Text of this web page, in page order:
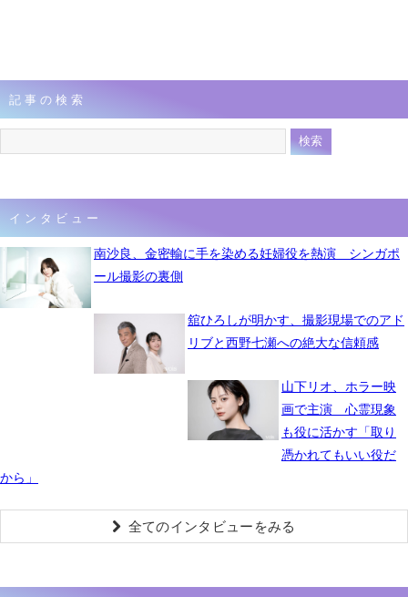
記事の検索
インタビュー
南沙良、金密輸に手を染める妊婦役を熱演 シンガポ
ール撮影の裏側
舘ひろしが明かす、撮影現場でのアド
リブと西野七瀬への絶大な信頼感
山下リオ、ホラー映
画で主演 心霊現象
も役に活かす「取り
憑かれてもいい役だ
から」
全てのインタビューをみる